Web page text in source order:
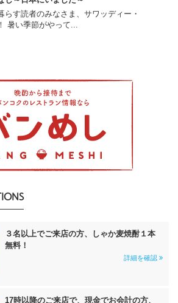
らす読者のみなさま、サワッディー・
暑い季節がやって...
３名以上でご来店の方、しゃか麦焼酎１本
無料！
詳細を確認
17時以降のご来店で、現金でお会計の方、